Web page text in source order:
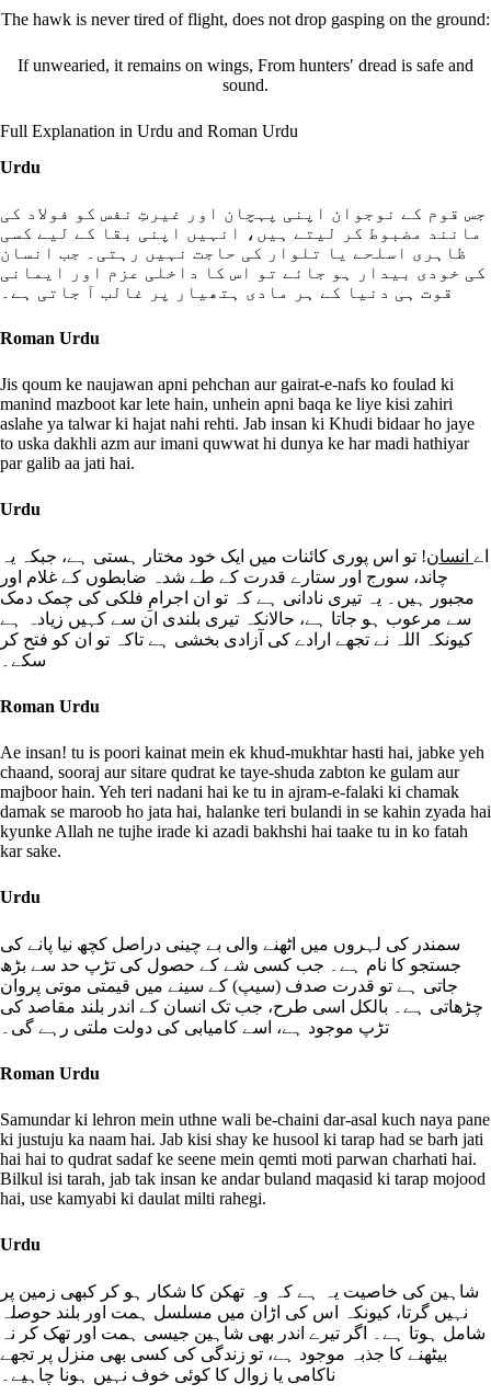
The hawk is never tired of flight, does not drop gasping on the ground:
If unwearied, it remains on wings, From huntersʹ dread is safe and
sound.
Full Explanation in Urdu and Roman Urdu
Urdu
جس قوم کے نوجوان اپنی پہچان اور غیرتِ نفس کو فولاد کی
مانند مضبوط کر لیتے ہیں، انہیں اپنی بقا کے لیے کسی
ظاہری اسلحے یا تلوار کی حاجت نہیں رہتی۔ جب انسان
کی خودی بیدار ہو جائے تو اس کا داخلی عزم اور ایمانی
قوت ہی دنیا کے ہر مادی ہتھیار پر غالب آ جاتی ہے۔
Roman Urdu
Jis qoum ke naujawan apni pehchan aur gairat-e-nafs ko foulad ki
manind mazboot kar lete hain, unhein apni baqa ke liye kisi zahiri
aslahe ya talwar ki hajat nahi rehti. Jab insan ki Khudi bidaar ho jaye
to uska dakhli azm aur imani quwwat hi dunya ke har madi hathiyar
par galib aa jati hai.
Urdu
اے انسان! تو اس پوری کائنات میں ایک خود مختار ہستی ہے، جبکہ یہ
چاند، سورج اور ستارے قدرت کے طے شدہ ضابطوں کے غلام اور
مجبور ہیں۔ یہ تیری نادانی ہے کہ تو ان اجرامِ فلکی کی چمک دمک
سے مرعوب ہو جاتا ہے، حالانکہ تیری بلندی ان سے کہیں زیادہ ہے
کیونکہ اللہ نے تجھے ارادے کی آزادی بخشی ہے تاکہ تو ان کو فتح کر
سکے۔
Roman Urdu
Ae insan! tu is poori kainat mein ek khud-mukhtar hasti hai, jabke yeh
chaand, sooraj aur sitare qudrat ke taye-shuda zabton ke gulam aur
majboor hain. Yeh teri nadani hai ke tu in ajram-e-falaki ki chamak
damak se maroob ho jata hai, halanke teri bulandi in se kahin zyada hai
kyunke Allah ne tujhe irade ki azadi bakhshi hai taake tu in ko fatah
kar sake.
Urdu
سمندر کی لہروں میں اٹھنے والی بے چینی دراصل کچھ نیا پانے کی
جستجو کا نام ہے۔ جب کسی شے کے حصول کی تڑپ حد سے بڑھ
جاتی ہے تو قدرت صدف (سیپ) کے سینے میں قیمتی موتی پروان
چڑھاتی ہے۔ بالکل اسی طرح، جب تک انسان کے اندر بلند مقاصد کی
تڑپ موجود ہے، اسے کامیابی کی دولت ملتی رہے گی۔
Roman Urdu
Samundar ki lehron mein uthne wali be-chaini dar-asal kuch naya pane
ki justuju ka naam hai. Jab kisi shay ke husool ki tarap had se barh jati
hai hai to qudrat sadaf ke seene mein qemti moti parwan charhati hai.
Bilkul isi tarah, jab tak insan ke andar buland maqasid ki tarap mojood
hai, use kamyabi ki daulat milti rahegi.
Urdu
شاہین کی خاصیت یہ ہے کہ وہ تھکن کا شکار ہو کر کبھی زمین پر
نہیں گرتا، کیونکہ اس کی اڑان میں مسلسل ہمت اور بلند حوصلہ
شامل ہوتا ہے۔ اگر تیرے اندر بھی شاہین جیسی ہمت اور تھک کر نہ
بیٹھنے کا جذبہ موجود ہے، تو زندگی کی کسی بھی منزل پر تجھے
ناکامی یا زوال کا کوئی خوف نہیں ہونا چاہیے۔